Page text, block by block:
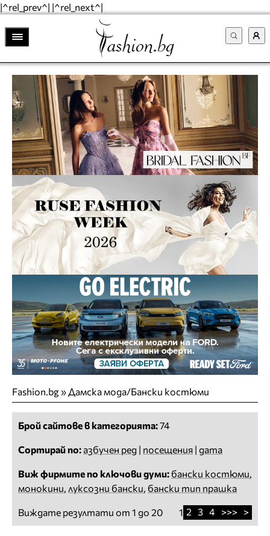
|^rel_prev^| |^rel_next^|
Fashion.bg»Дамска мода/Бански костюми
Брой сайтове в категорията:74
Сортирай по: азбучен ред | посещения | дата
Виж фирмите по ключови думи: бански костюми,
монокини, луксозни бански, бански тип прашка
Виждате резултати от 1 до 20 1 2 3 4 >>> >